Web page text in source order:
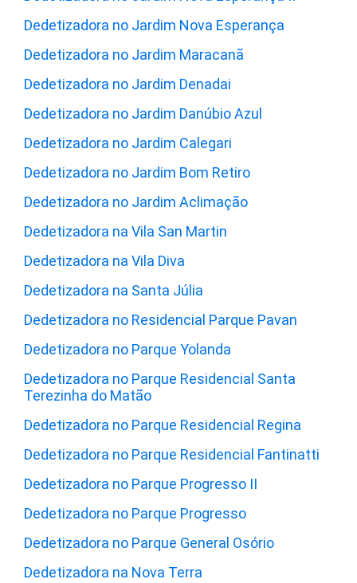
Dedetizadora no Jardim Nova Esperança
Dedetizadora no Jardim Maracanã
Dedetizadora no Jardim Denadai
Dedetizadora no Jardim Danúbio Azul
Dedetizadora no Jardim Calegari
Dedetizadora no Jardim Bom Retiro
Dedetizadora no Jardim Aclimação
Dedetizadora na Vila San Martin
Dedetizadora na Vila Diva
Dedetizadora na Santa Júlia
Dedetizadora no Residencial Parque Pavan
Dedetizadora no Parque Yolanda
Dedetizadora no Parque Residencial Santa
Terezinha do Matão
Dedetizadora no Parque Residencial Regina
Dedetizadora no Parque Residencial Fantinatti
Dedetizadora no Parque Progresso II
Dedetizadora no Parque Progresso
Dedetizadora no Parque General Osório
Dedetizadora na Nova Terra